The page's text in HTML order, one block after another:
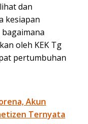
dan
kesiapan
oleh KEK Tg
pertumbuhan
Akun
Ternyata